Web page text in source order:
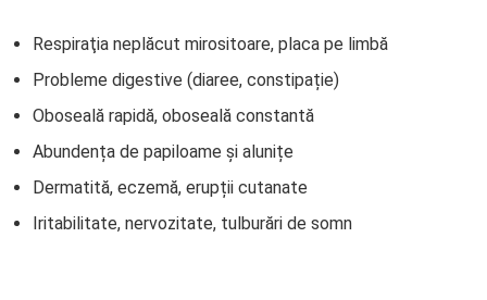
Respiraţia neplăcut mirositoare, placa pe limbă
Probleme digestive (diaree, constipație)
Oboseală rapidă, oboseală constantă
Abundența de papiloame și alunițe
Dermatită, eczemă, erupții cutanate
Iritabilitate, nervozitate, tulburări de somn